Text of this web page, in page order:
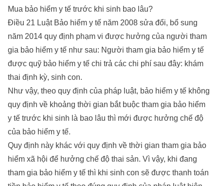
Mua bảo hiểm y tế trước khi sinh bao lâu?
Điều 21 Luật Bảo hiểm y tế năm 2008 sửa đổi, bổ sung
năm 2014 quy định phạm vi được hưởng của người tham
gia bảo hiểm y tế như sau: Người tham gia bảo hiểm y tế
được quỹ bảo hiểm y tế chi trả các chi phí sau đây: khám
thai định kỳ, sinh con.
Như vậy, theo quy định của pháp luật, bảo hiểm y tế không
quy định về khoảng thời gian bắt buộc tham gia bảo hiểm
y tế trước khi sinh là bao lâu thì mới được hưởng chế độ
của bảo hiểm y tế.
Quy định này khác với quy định về thời gian tham gia bảo
hiểm xã hội để hưởng chế độ thai sản. Vì vậy, khi đang
tham gia bảo hiểm y tế thì khi sinh con sẽ được thanh toán